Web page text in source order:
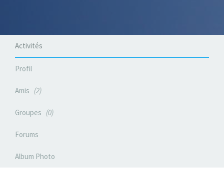
Activités
Profil
Amis 2
Groupes 0
Forums
Album Photo